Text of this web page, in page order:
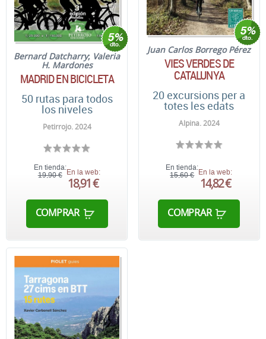
Bernard Datcharry; Valeria
H. Mardones
MADRID EN BICICLETA
50 rutas para todos
los niveles
Petirrojo. 2024
En tienda:
19,90 € En la web:
18,91 €
COMPRAR
Juan Carlos Borrego Pérez
VIES VERDES DE
CATALUNYA
20 excursions per a
totes les edats
Alpina. 2024
En tienda:
15,60 € En la web:
14,82 €
COMPRAR